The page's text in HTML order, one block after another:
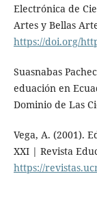
Electrónica de
Artes y Bellas
https://doi.org/
Suasnabas
eduación en
Dominio de Las
Vega, A. (2001).
XXI | Revista
https://